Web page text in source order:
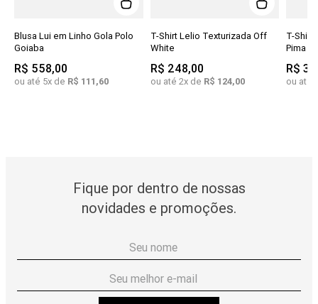
Blusa Lui em Linho Gola Polo
Goiaba
R$ 558,00
ou até 5x de R$ 111,60
T-Shirt Lelio Texturizada Off
White
R$ 248,00
ou até 2x de R$ 124,00
T-Shirt
Pima
R$
ou até
Fique por dentro de nossas
novidades e promoções.